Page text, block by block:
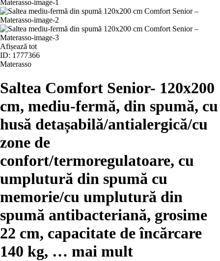
Afișează tot
ID: 1777366
Materasso
Saltea Comfort Senior- 120x200
cm, mediu-fermă, din spumă, cu
husă detașabilă/antialergică/cu
zone de
confort/termoregulatoare, cu
umplutură din spumă cu
memorie/cu umplutură din
spumă antibacteriană, grosime
22 cm, capacitate de încărcare
140 kg, … mai mult